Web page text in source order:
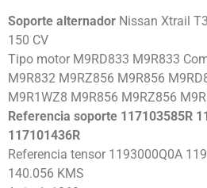
Soporte alternador Nissan Xtrail
150 CV
Tipo motor M9RD833 M9R833
M9R832 M9RZ856 M9R856
M9R1WZ8 M9R856 M9RZ856
Referencia soporte 117103585R
117101436R
Referencia tensor 1193000Q0A
140.056 KMS